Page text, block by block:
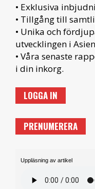
• Exklusiva
• Tillgång till
• Unika och
utvecklingen i
• Våra senaste
i din inkorg.
LOGGA IN
PRENUMERERA
Uppläsning av artikel